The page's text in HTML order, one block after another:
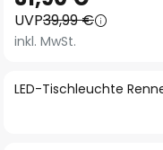
der
Bildgalerie
LED-Tischleuchte
UVP39,99 €
inkl. MwSt.